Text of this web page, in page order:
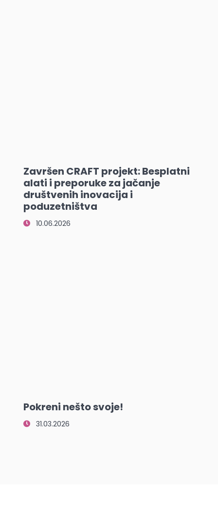
Završen CRAFT projekt: Besplatni
alati i preporuke za jačanje
društvenih inovacija i
poduzetništva
10.06.2026
Pokreni nešto svoje!
31.03.2026